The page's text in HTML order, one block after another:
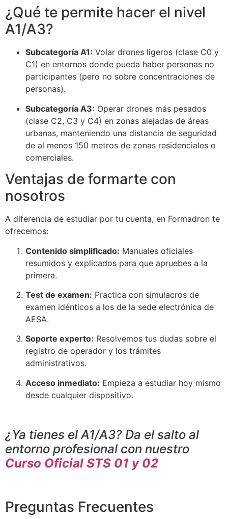
¿Qué te permite hacer el nivel
A1/A3?
Subcategoría A1: Volar drones ligeros (clase C0 y
C1) en entornos donde pueda haber personas no
participantes (pero no sobre concentraciones de
personas).
Subcategoría A3: Operar drones más pesados
(clase C2, C3 y C4) en zonas alejadas de áreas
urbanas, manteniendo una distancia de seguridad
de al menos 150 metros de zonas residenciales o
comerciales.
Ventajas de formarte con
nosotros
A diferencia de estudiar por tu cuenta, en Formadron te
ofrecemos:
Contenido simplificado: Manuales oficiales
resumidos y explicados para que apruebes a la
primera.
Test de examen: Practica con simulacros de
examen idénticos a los de la sede electrónica de
AESA.
Soporte experto: Resolvemos tus dudas sobre el
registro de operador y los trámites
administrativos.
Acceso inmediato: Empieza a estudiar hoy mismo
desde cualquier dispositivo.
¿Ya tienes el A1/A3? Da el salto al
entorno profesional con nuestro
Curso Oficial STS 01 y 02
Preguntas Frecuentes